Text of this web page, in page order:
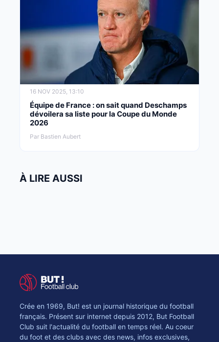
16 NOV 2025, 13:10
Équipe de France : on sait quand Deschamps
dévoilera sa liste pour la Coupe du Monde
2026
Par Bastien Aubert
À LIRE AUSSI
Crée en 1969, But! est un journal historique du football
français. Présent sur internet depuis 2012, But Football
Club suit l'actualité du football en temps réel. Au coeur
du foot et des clubs avec des news, infos exclusives,